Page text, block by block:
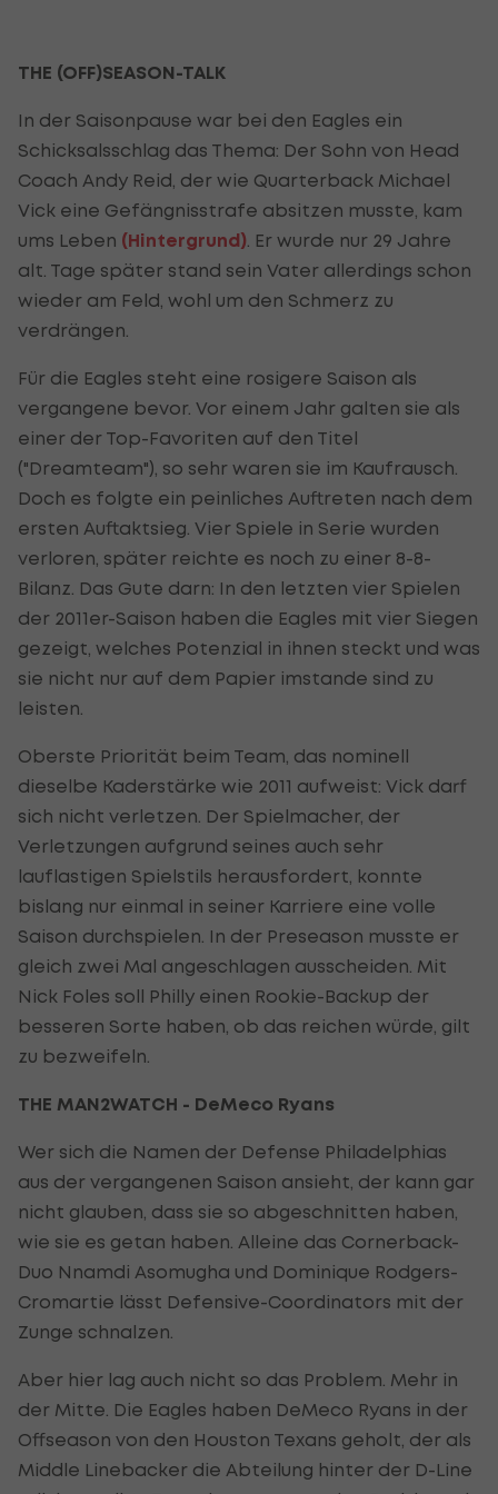
THE (OFF)SEASON-TALK
In der Saisonpause war bei den Eagles ein
Schicksalsschlag das Thema: Der Sohn von Head
Coach Andy Reid, der wie Quarterback Michael
Vick eine Gefängnisstrafe absitzen musste, kam
ums Leben (Hintergrund) . Er wurde nur 29 Jahre
alt. Tage später stand sein Vater allerdings schon
wieder am Feld, wohl um den Schmerz zu
verdrängen.
Für die Eagles steht eine rosigere Saison als
vergangene bevor. Vor einem Jahr galten sie als
einer der Top-Favoriten auf den Titel
("Dreamteam"), so sehr waren sie im Kaufrausch.
Doch es folgte ein peinliches Auftreten nach dem
ersten Auftaktsieg. Vier Spiele in Serie wurden
verloren, später reichte es noch zu einer 8-8-
Bilanz. Das Gute darn: In den letzten vier Spielen
der 2011er-Saison haben die Eagles mit vier Siegen
gezeigt, welches Potenzial in ihnen steckt und was
sie nicht nur auf dem Papier imstande sind zu
leisten.
Oberste Priorität beim Team, das nominell
dieselbe Kaderstärke wie 2011 aufweist: Vick darf
sich nicht verletzen. Der Spielmacher, der
Verletzungen aufgrund seines auch sehr
lauflastigen Spielstils herausfordert, konnte
bislang nur einmal in seiner Karriere eine volle
Saison durchspielen. In der Preseason musste er
gleich zwei Mal angeschlagen ausscheiden. Mit
Nick Foles soll Philly einen Rookie-Backup der
besseren Sorte haben, ob das reichen würde, gilt
zu bezweifeln.
THE MAN2WATCH - DeMeco Ryans
Wer sich die Namen der Defense Philadelphias
aus der vergangenen Saison ansieht, der kann gar
nicht glauben, dass sie so abgeschnitten haben,
wie sie es getan haben. Alleine das Cornerback-
Duo Nnamdi Asomugha und Dominique Rodgers-
Cromartie lässt Defensive-Coordinators mit der
Zunge schnalzen.
Aber hier lag auch nicht so das Problem. Mehr in
der Mitte. Die Eagles haben DeMeco Ryans in der
Offseason von den Houston Texans geholt, der als
Middle Linebacker die Abteilung hinter der D-Line